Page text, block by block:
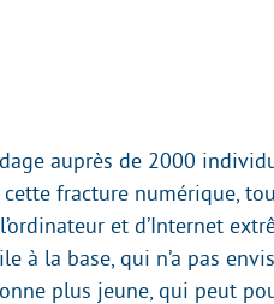
auprès de 2000
fracture numérique,
et d’Internet
à la base, qui n’a pas
plus jeune, qui peut